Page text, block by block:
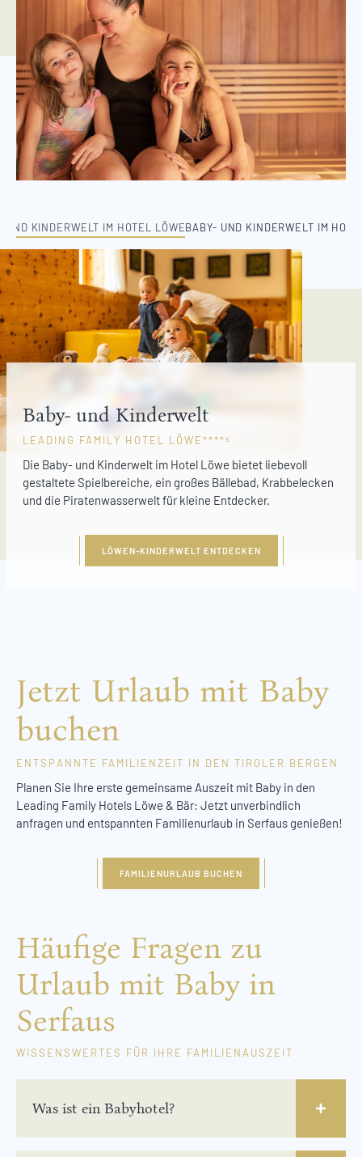
UND KINDERWELT IM HOTEL LÖWEBABY- UND KINDERWELT IM
Baby- und Kinderwelt
LEADING FAMILY HOTEL LÖWE****ˢ
Die Baby- und Kinderwelt im Hotel Löwe bietet liebevoll
gestaltete Spielbereiche, ein großes Bällebad, Krabbelecken
und die Piratenwasserwelt für kleine Entdecker.
LÖWEN-KINDERWELT ENTDECKEN
Jetzt Urlaub mit Baby
buchen
ENTSPANNTE FAMILIENZEIT IN DEN TIROLER BERGEN
Planen Sie Ihre erste gemeinsame Auszeit mit Baby in den
Leading Family Hotels Löwe & Bär: Jetzt unverbindlich
anfragen und entspannten Familienurlaub in Serfaus genießen!
FAMILIENURLAUB BUCHEN
Häufige Fragen zu
Urlaub mit Baby in
Serfaus
WISSENSWERTES FÜR IHRE FAMILIENAUSZEIT
Was ist ein Babyhotel?